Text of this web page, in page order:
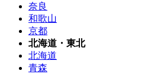
奈良
和歌山
京都
北海道・東北
北海道
青森